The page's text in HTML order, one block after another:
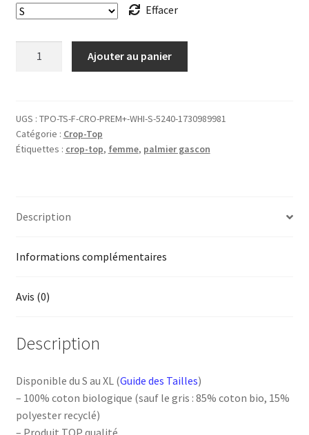
Effacer
Femme
Palmier
gascon
Ajouter au panier
UGS : TPO-TS-F-CRO-PREM+-WHI-S-5240-1730989981
Catégorie : Crop-Top
Étiquettes : crop-top, femme, palmier gascon
Description
Informations complémentaires
Avis (0)
Description
Disponible du S au XL (Guide des Tailles)
– 100% coton biologique (sauf le gris : 85% coton bio, 15%
polyester recyclé)
– Produit TOP qualité